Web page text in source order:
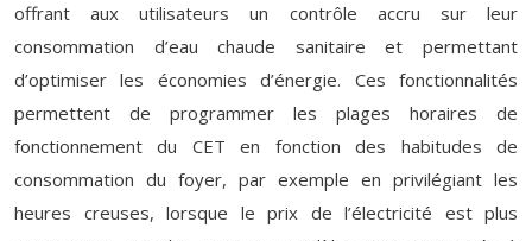
offrant aux utilisateurs un contrôle accru sur leur
consommation d’eau chaude sanitaire et permettant
d’optimiser les économies d’énergie. Ces fonctionnalités
permettent de programmer les plages horaires de
fonctionnement du CET en fonction des habitudes de
consommation du foyer, par exemple en privilégiant les
heures creuses, lorsque le prix de l’électricité est plus